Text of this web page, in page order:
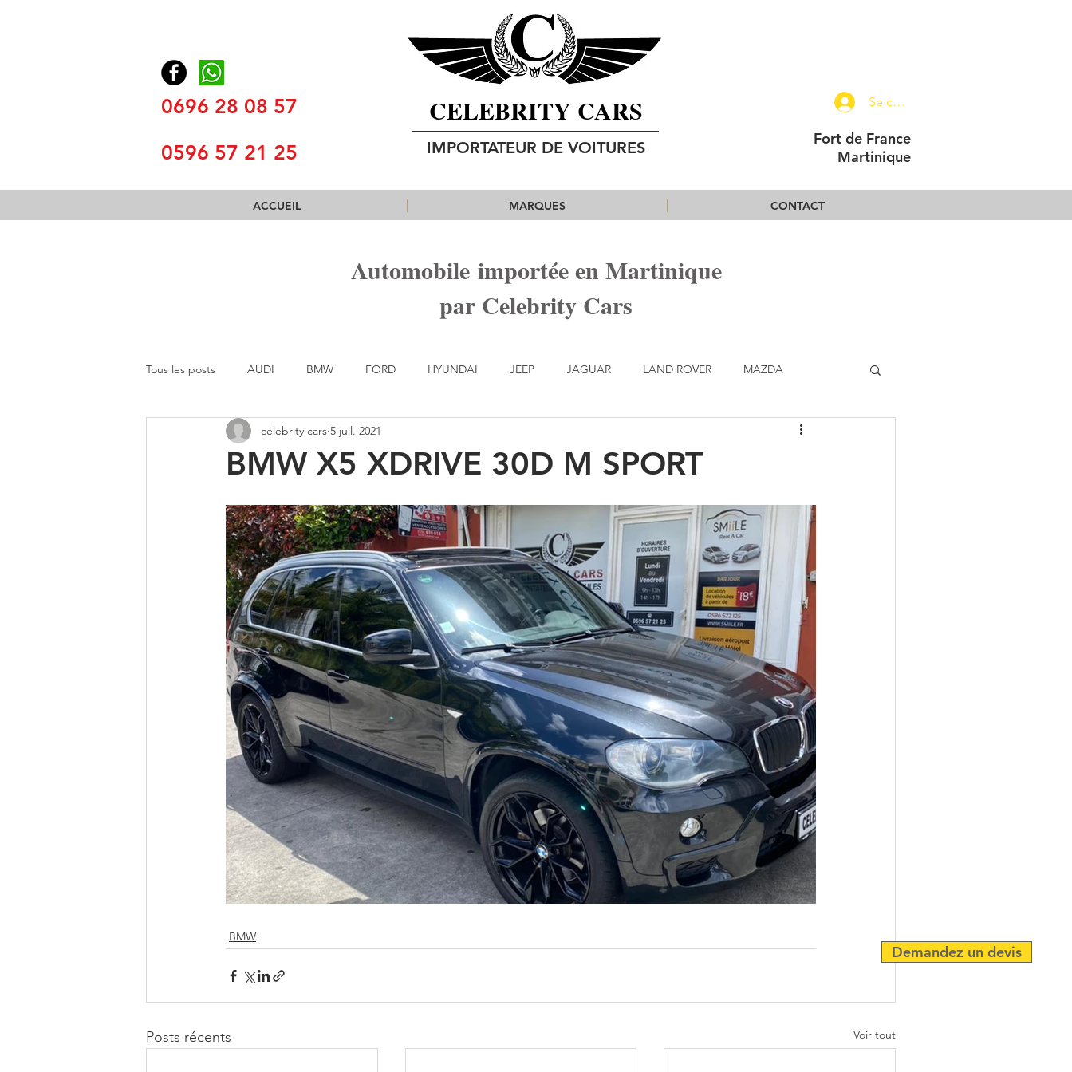
0696 28 08 57
0596 57 21 25
CELEBRITY CARS
IMPORTATEUR DE VOITURES
Se connecter
Fort de France
Martinique
ACCUEIL MARQUES CONTACT
Demandez un devis
Automobile importée en Martinique
par Celebrity Cars
Tous les posts AUDI BMW FORD HYUNDAI JEEP JAGUAR LAND ROVER MAZDA
MERCEDES BENZ MINI PORSCHE VOLVO
BMW X5 XDRIVE 30D M SPORT
celebrity cars 5 juil. 2021
BMW
Posts récents Voir tout